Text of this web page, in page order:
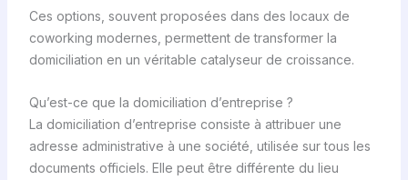
Ces options, souvent proposées dans des locaux de
coworking modernes, permettent de transformer la
domiciliation en un véritable catalyseur de croissance.
Qu’est-ce que la domiciliation d’entreprise ?
La domiciliation d’entreprise consiste à attribuer une
adresse administrative à une société, utilisée sur tous les
documents officiels. Elle peut être différente du lieu